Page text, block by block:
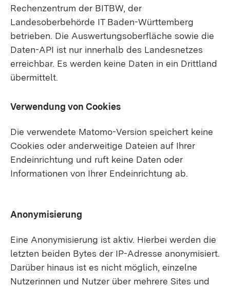
Rechenzentrum der BITBW, der
Landesoberbehörde IT Baden-Württemberg
betrieben. Die Auswertungsoberfläche sowie die
Daten-API ist nur innerhalb des Landesnetzes
erreichbar. Es werden keine Daten in ein Drittland
übermittelt.
Verwendung von Cookies
Die verwendete Matomo-Version speichert keine
Cookies oder anderweitige Dateien auf Ihrer
Endeinrichtung und ruft keine Daten oder
Informationen von Ihrer Endeinrichtung ab.
Anonymisierung
Eine Anonymisierung ist aktiv. Hierbei werden die
letzten beiden Bytes der IP-Adresse anonymisiert.
Darüber hinaus ist es nicht möglich, einzelne
Nutzerinnen und Nutzer über mehrere Sites und